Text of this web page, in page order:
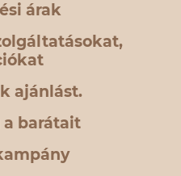
árak
ajánlást.
a barátait